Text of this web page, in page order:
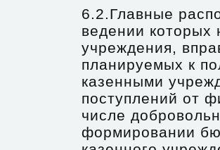
6.2.Главные
ведении которых
учреждения,
планируемых к
казенными
поступлений от
числе
формировании